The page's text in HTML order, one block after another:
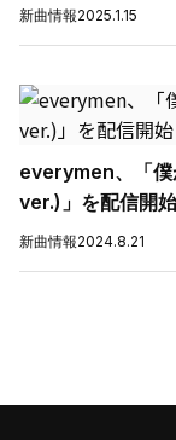
新曲情報2025.1.15
everymen、「
ver.)」を配信開始
新曲情報2024.8.21